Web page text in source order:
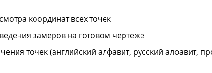
координат всех точек
замеров на готовом чертеже
точек (английский алфавит, русский алфавит,